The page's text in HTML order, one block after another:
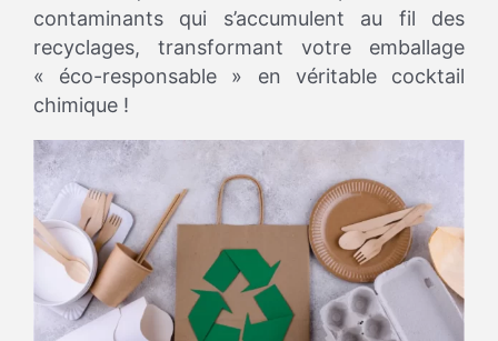
contaminants qui s’accumulent au fil des
recyclages, transformant votre emballage
« éco-responsable » en véritable cocktail
chimique !